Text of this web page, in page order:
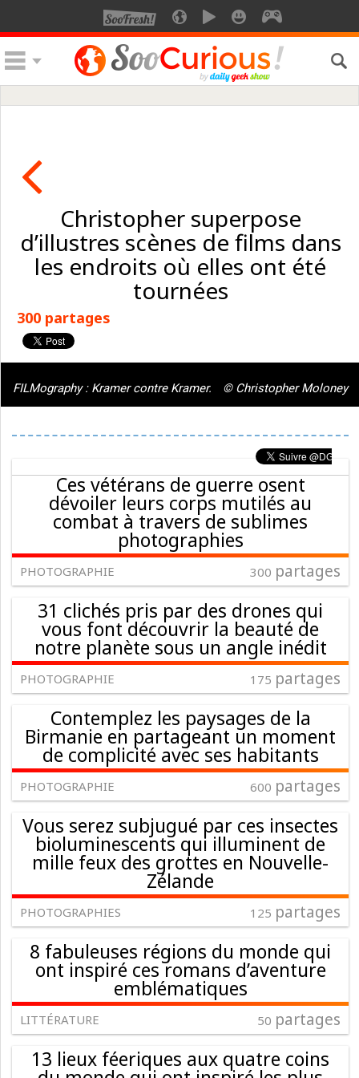
Christopher superpose
d’illustres scènes de films dans
les endroits où elles ont été
tournées
300 partages
FILMography : Kramer contre Kramer. © Christopher Moloney
Ces vétérans de guerre osent
dévoiler leurs corps mutilés au
combat à travers de sublimes
photographies
PHOTOGRAPHIE 300 partages
31 clichés pris par des drones qui
vous font découvrir la beauté de
notre planète sous un angle inédit
PHOTOGRAPHIE 175 partages
Contemplez les paysages de la
Birmanie en partageant un moment
de complicité avec ses habitants
PHOTOGRAPHIE 600 partages
Vous serez subjugué par ces insectes
bioluminescents qui illuminent de
mille feux des grottes en Nouvelle-
Zélande
PHOTOGRAPHIES 125 partages
8 fabuleuses régions du monde qui
ont inspiré ces romans d’aventure
emblématiques
LITTÉRATURE 50 partages
13 lieux féeriques aux quatre coins